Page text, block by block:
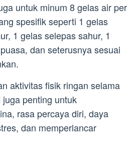
untuk minum 8 gelas air per
spesifik seperti 1 gelas
1 gelas selepas sahur, 1
dan seterusnya sesuai
aktivitas fisik ringan selama
penting untuk
rasa percaya diri, daya
dan memperlancar